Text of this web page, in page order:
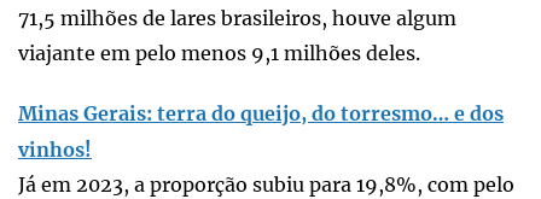
71,5 milhões de lares brasileiros, houve algum
viajante em pelo menos 9,1 milhões deles.
Minas Gerais: terra do queijo, do torresmo… e dos
vinhos!
Já em 2023, a proporção subiu para 19,8%, com pelo